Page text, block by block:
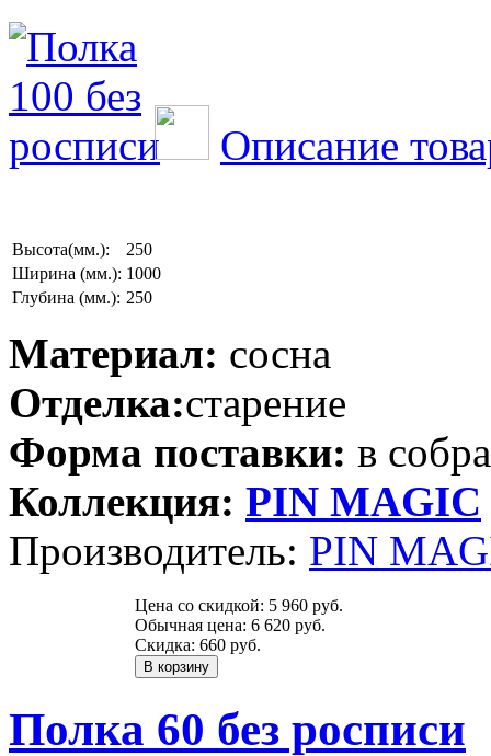
Описание
Высота(мм.):
250
Ширина (мм.): 1000
Глубина (мм.): 250
Материал: сосна
Отделка:старение
Форма поставки: в
Коллекция: PIN MAGIС
Производитель: PIN
Цена со скидкой: 5 960 руб.
Обычная цена: 6 620 руб.
Скидка: 660 руб.
Полка 60 без росписи